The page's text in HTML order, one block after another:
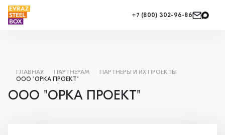
+7 (800) 302-96-86
ГЛАВНАЯ ПАРТНЕРАМ
ПАРТНЕРЫ И ИХ ПРОЕКТЫ
ООО "ОРКА ПРОЕКТ"
ООО "ОРКА ПРОЕКТ"